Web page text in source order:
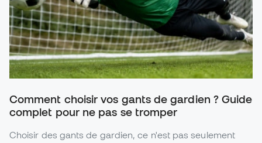
Comment choisir vos gants de gardien ? Guide
complet pour ne pas se tromper
Choisir des gants de gardien, ce n'est pas seulement